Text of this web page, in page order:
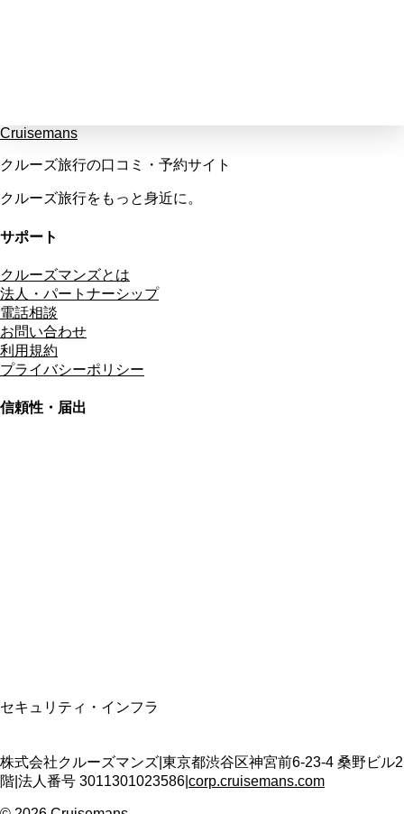
Cruisemans
クルーズ旅行の口コミ・予約サイト
クルーズ旅行をもっと身近に。
サポート
クルーズマンズとは
法人・パートナーシップ
電話相談
お問い合わせ
利用規約
プライバシーポリシー
信頼性・届出
セキュリティ・インフラ
株式会社クルーズマンズ 東京都渋谷区神宮前6-23-4 桑野ビル2
階 法人番号 3011301023586 corp.cruisemans.com